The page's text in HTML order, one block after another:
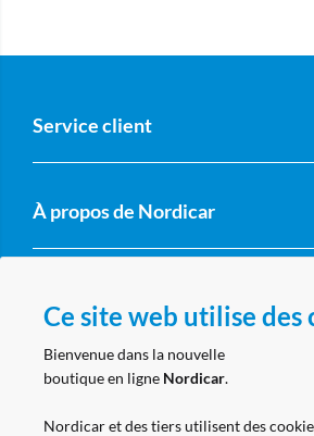
Service client
À propos de Nordicar
Suivez nous
Ce site web utilise des
Bienvenue dans la nouvelle
boutique en ligne Nordicar.
Nordicar et des tiers utilisent des